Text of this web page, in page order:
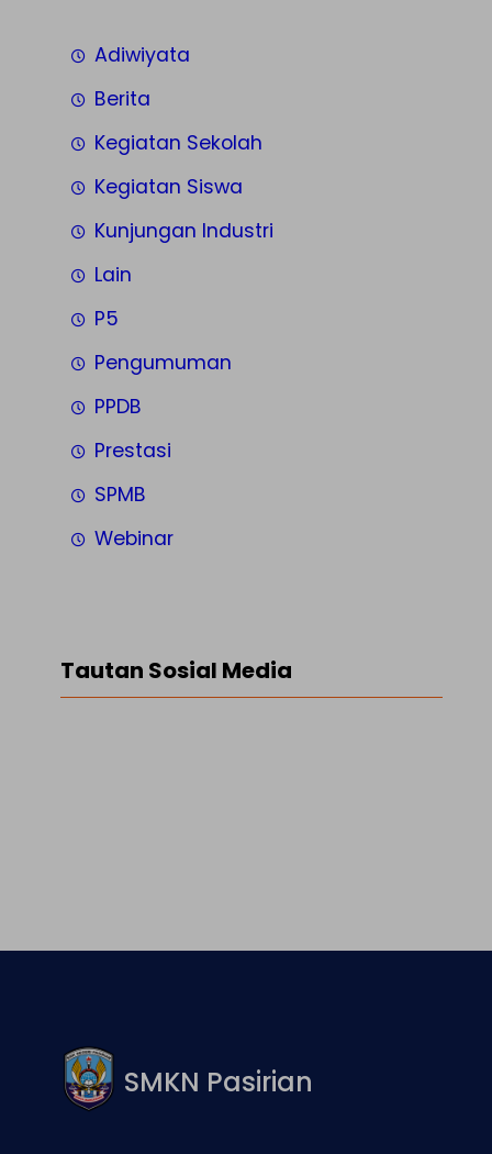
Adiwiyata
Berita
Kegiatan Sekolah
Kegiatan Siswa
Kunjungan Industri
Lain
P5
Pengumuman
PPDB
Prestasi
SPMB
Webinar
Tautan Sosial Media
SMKN Pasirian